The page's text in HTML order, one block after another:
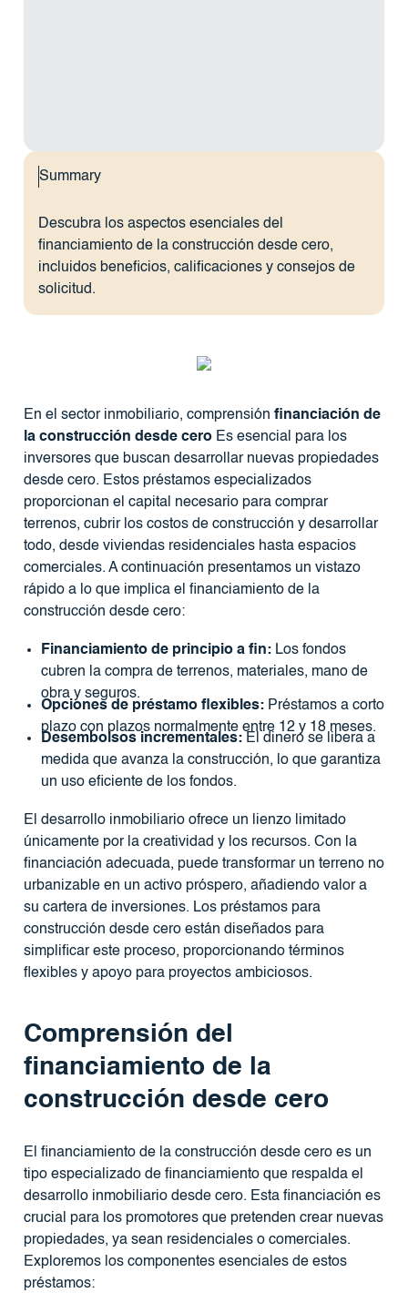
Summary
Descubra los aspectos esenciales del
financiamiento de la construcción desde cero,
incluidos beneficios, calificaciones y consejos de
solicitud.
En el sector inmobiliario, comprensión financiación de
la construcción desde ceroEs esencial para los
inversores que buscan desarrollar nuevas propiedades
desde cero. Estos préstamos especializados
proporcionan el capital necesario para comprar
terrenos, cubrir los costos de construcción y desarrollar
todo, desde viviendas residenciales hasta espacios
comerciales. A continuación presentamos un vistazo
rápido a lo que implica el financiamiento de la
construcción desde cero:
Financiamiento de principio a fin:Los fondos
cubren la compra de terrenos, materiales, mano de
obra y seguros.
Opciones de préstamo flexibles:Préstamos a corto
plazo con plazos normalmente entre 12 y 18 meses.
Desembolsos incrementales:El dinero se libera a
medida que avanza la construcción, lo que garantiza
un uso eficiente de los fondos.
El desarrollo inmobiliario ofrece un lienzo limitado
únicamente por la creatividad y los recursos. Con la
financiación adecuada, puede transformar un terreno no
urbanizable en un activo próspero, añadiendo valor a
su cartera de inversiones. Los préstamos para
construcción desde cero están diseñados para
simplificar este proceso, proporcionando términos
flexibles y apoyo para proyectos ambiciosos.
Comprensión del
financiamiento de la
construcción desde cero
El financiamiento de la construcción desde cero es un
tipo especializado de financiamiento que respalda el
desarrollo inmobiliario desde cero. Esta financiación es
crucial para los promotores que pretenden crear nuevas
propiedades, ya sean residenciales o comerciales.
Exploremos los componentes esenciales de estos
préstamos: